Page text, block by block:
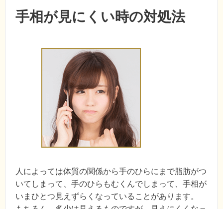
手相が見にくい時の対処法
人によっては体質の関係から手のひらにまで脂肪がつ
いてしまって、手のひらもむくんでしまって、手相が
いまひとつ見えずらくなっていることがあります。